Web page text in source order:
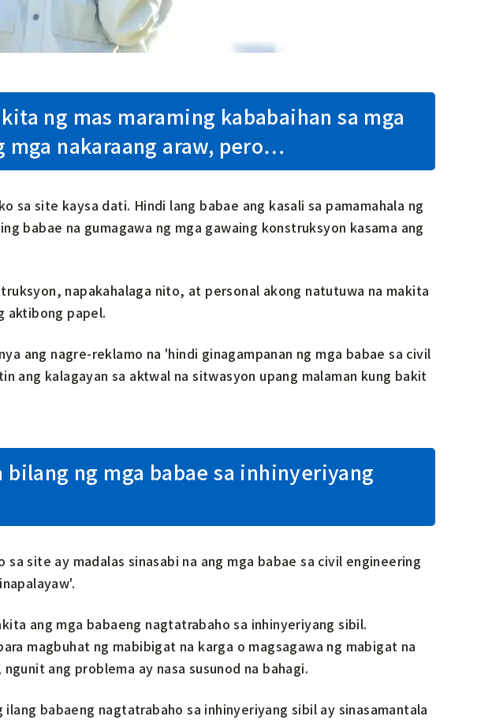
ng mas maraming kababaihan sa mga
nakaraang araw, pero…
sa site kaysa dati. Hindi lang babae ang kasali sa pamamahala ng
babae na gumagawa ng mga gawaing konstruksyon kasama ang
napakahalaga nito, at personal akong natutuwa na makita
aktibong papel.
ang nagre-reklamo na 'hindi ginagampanan ng mga babae sa civil
ang kalagayan sa aktwal na sitwasyon upang malaman kung bakit
bilang ng mga babae sa inhinyeriyang
site ay madalas sinasabi na ang mga babae sa civil engineering
ang mga babaeng nagtatrabaho sa inhinyeriyang sibil.
magbuhat ng mabibigat na karga o magsagawa ng mabigat na
ang problema ay nasa susunod na bahagi.
babaeng nagtatrabaho sa inhinyeriyang sibil ay sinasamantala